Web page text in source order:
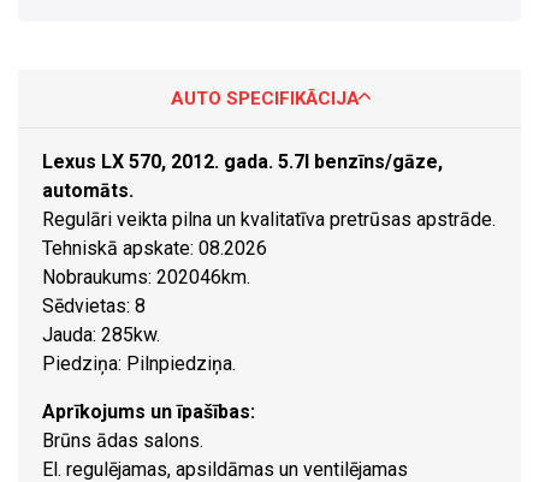
AUTO SPECIFIKĀCIJA
Lexus LX 570, 2012. gada. 5.7l benzīns/gāze,
automāts.
Regulāri veikta pilna un kvalitatīva pretrūsas apstrāde.
Tehniskā apskate: 08.2026
Nobraukums: 202046km.
Sēdvietas: 8
Jauda: 285kw.
Piedziņa: Pilnpiedziņa.
Aprīkojums un īpašības:
Brūns ādas salons.
El. regulējamas, apsildāmas un ventilējamas